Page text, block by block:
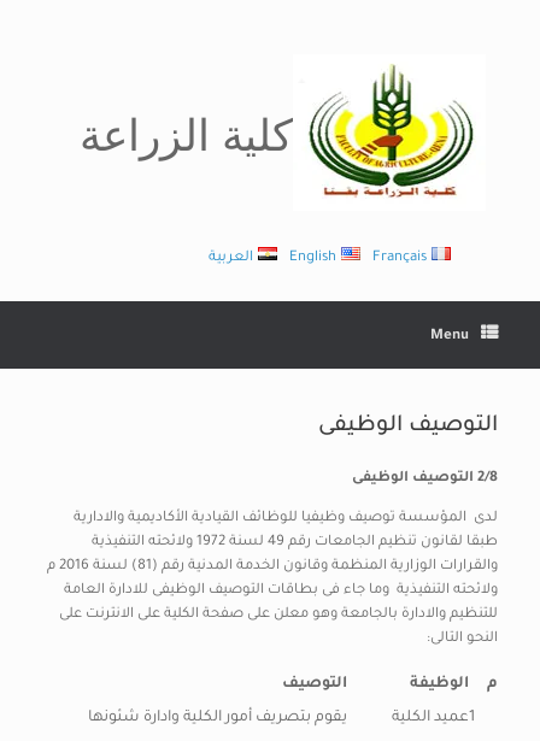
كلية الزراعة
العربية English Français
Menu
التوصيف الوظيفى
2/8 التوصيف الوظيفى
لدى المؤسسة توصيف وظيفيا للوظائف القيادية الأكاديمية والادارية
طبقا لقانون تنظيم الجامعات رقم 49 لسنة 1972 ولائحته التنفيذية
والقرارات الوزارية المنظمة وقانون الخدمة المدنية رقم (81) لسنة 2016 م
ولائحته التنفيذية وما جاء فى بطاقات التوصيف الوظيفى للادارة العامة
للتنظيم والادارة بالجامعة وهو معلن على صفحة الكلية على الانترنت على
النحو التالى:
م الوظيفة
التوصيف
1 عميد الكلية
يقوم بتصريف أمور الكلية وادارة شئونها